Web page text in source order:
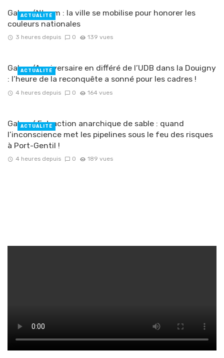
Gabon/Ntoum : la ville se mobilise pour honorer les
couleurs nationales
3 heures depuis 0 139 vues
ACTUALITÉ
Gabon/Anniversaire en différé de l’UDB dans la Douigny
: l’heure de la reconquête a sonné pour les cadres !
4 heures depuis 0 164 vues
ACTUALITÉ
Gabon/ Extraction anarchique de sable : quand
l’inconscience met les pipelines sous le feu des risques
à Port-Gentil !
4 heures depuis 0 189 vues
ACTUALITÉ